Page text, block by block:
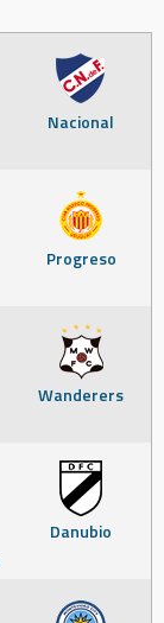
Nacional
Progreso
Wanderers
Danubio